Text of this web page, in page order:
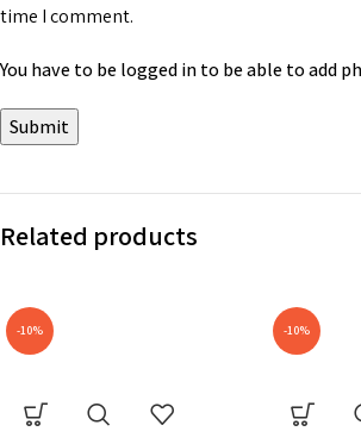
time I comment.
You have to be logged in to be able to add
Related products
-10% -10%